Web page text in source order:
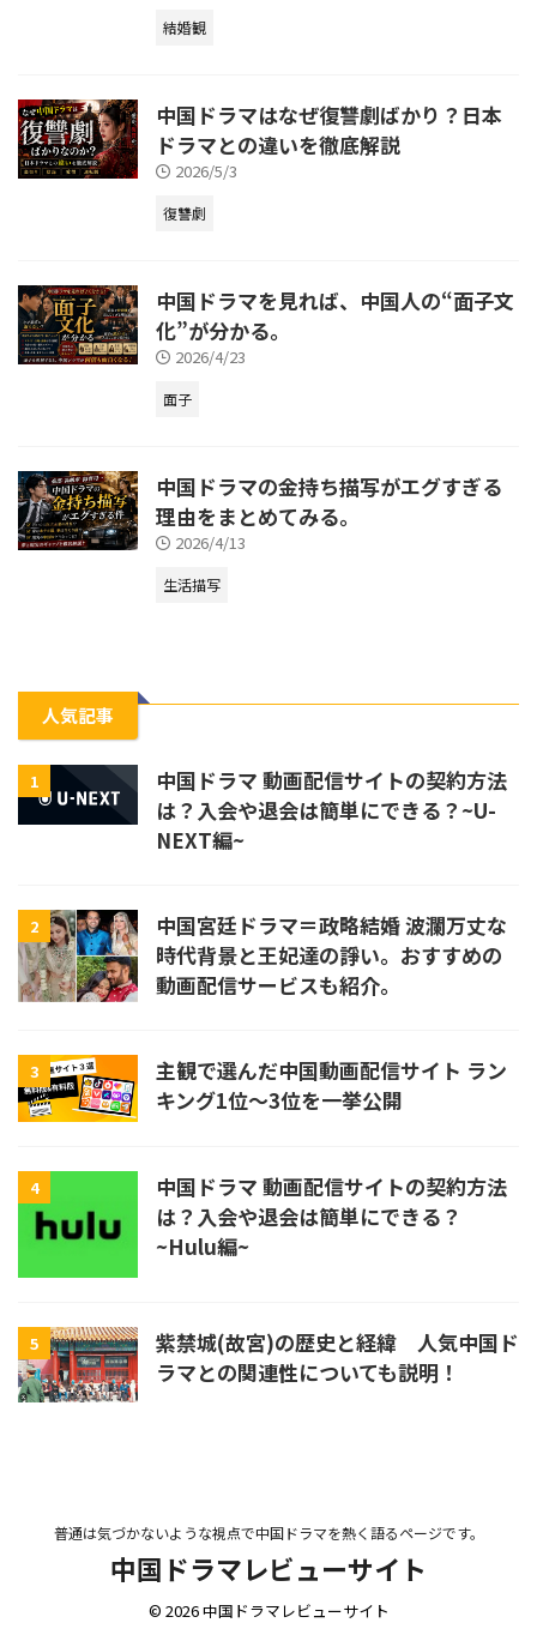
結婚観
中国ドラマはなぜ復讐劇ばかり？日本
ドラマとの違いを徹底解説
2026/5/3
復讐劇
中国ドラマを見れば、中国人の“面子文
化”が分かる。
2026/4/23
面子
中国ドラマの金持ち描写がエグすぎる
理由をまとめてみる。
2026/4/13
生活描写
人気記事
1
中国ドラマ 動画配信サイトの契約方法
は？入会や退会は簡単にできる？~U-
NEXT編~
2
中国宮廷ドラマ＝政略結婚 波瀾万丈な
時代背景と王妃達の諍い。おすすめの
動画配信サービスも紹介。
3
主観で選んだ中国動画配信サイト ラン
キング1位〜3位を一挙公開
4
中国ドラマ 動画配信サイトの契約方法
は？入会や退会は簡単にできる？
~Hulu編~
5
紫禁城(故宮)の歴史と経緯 人気中国ド
ラマとの関連性についても説明！
普通は気づかないような視点で中国ドラマを熱く語るページです。
中国ドラマレビューサイト
© 2026 中国ドラマレビューサイト